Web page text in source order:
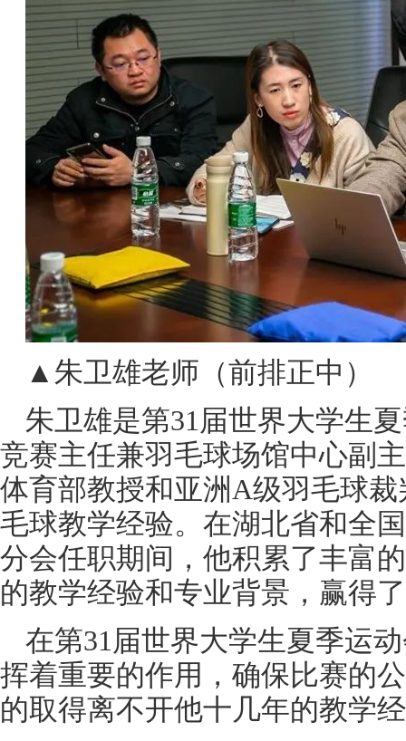
▲朱卫雄老师（前排正中）
朱卫雄是第31届世界大学生
竞赛主任兼羽毛球场馆中心副
体育部教授和亚洲A级羽毛球
毛球教学经验。在湖北省和全
分会任职期间，他积累了丰富
的教学经验和专业背景，赢得
在第31届世界大学生夏季运
挥着重要的作用，确保比赛的
的取得离不开他十几年的教学